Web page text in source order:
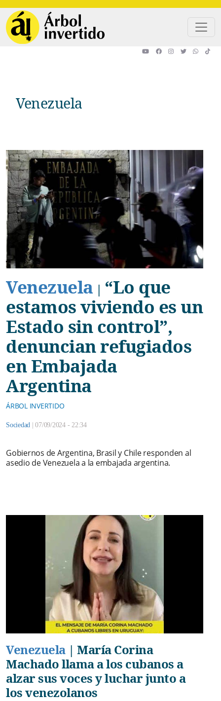
Venezuela
Venezuela | “Lo que
estamos viviendo es un
Estado sin control”,
denuncian refugiados
en Embajada
Argentina
ÁRBOL INVERTIDO
Sociedad |07/09/2024 - 22:34
Gobiernos de Argentina, Brasil y Chile responden al
asedio de Venezuela a la embajada argentina.
Venezuela| María Corina
Machado llama a los cubanos a
alzar sus voces y luchar junto a
los venezolanos